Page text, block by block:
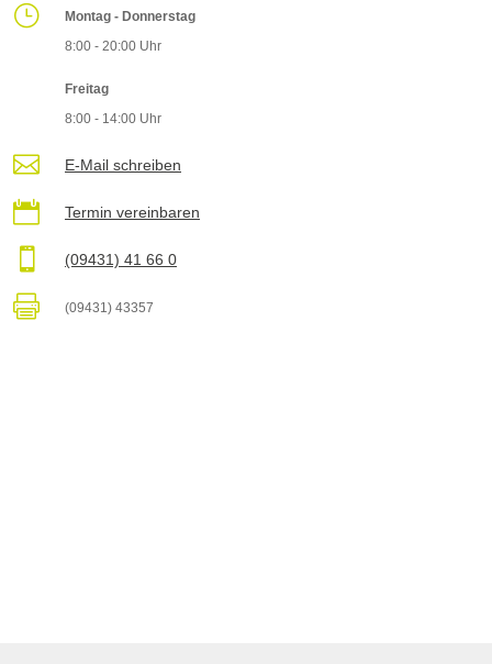
}
Montag - Donnerstag
8:00 - 20:00 Uhr
Freitag
8:00 - 14:00 Uhr
 E-Mail schreiben
 Termin vereinbaren
 (09431) 41 66 0
 (09431) 43357